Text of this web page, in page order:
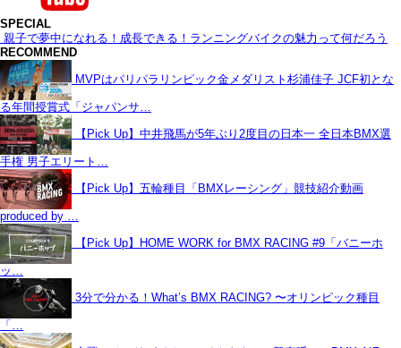
SPECIAL
親子で夢中になれる！成長できる！ランニングバイクの魅力って何だろう
RECOMMEND
MVPはパリパラリンピック金メダリスト杉浦佳子 JCF初とな
る年間授賞式「ジャパンサ…
【Pick Up】中井飛馬が5年ぶり2度目の日本一 全日本BMX選
手権 男子エリート…
【Pick Up】五輪種目「BMXレーシング」競技紹介動画
produced by …
【Pick Up】HOME WORK for BMX RACING #9「バニーホ
ッ…
3分で分かる！What’s BMX RACING? 〜オリンピック種目
「…